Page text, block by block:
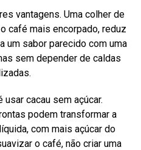
vantagens. Uma colher de
café mais encorpado, reduz
um sabor parecido com uma
sem depender de caldas
cacau sem açúcar.
podem transformar a
com mais açúcar do
o café, não criar uma